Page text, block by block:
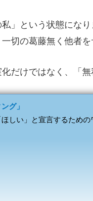
」という状態にな
切の葛藤無く他者を
だけではなく、「
グ」
しい」と宣言するため